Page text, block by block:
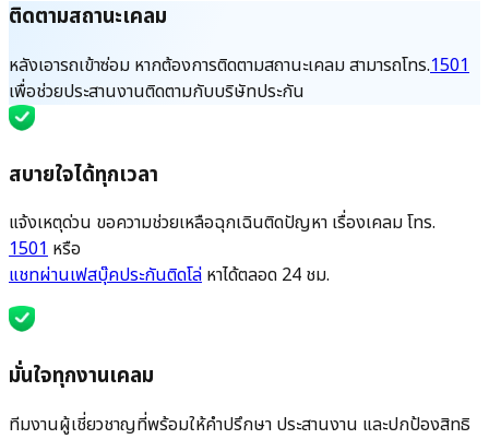
ติดตามสถานะเคลม
หลังเอารถเข้าซ่อม หากต้องการติดตามสถานะเคลม สามารถโทร.1501
เพื่อช่วยประสานงานติดตามกับบริษัทประกัน
สบายใจได้ทุกเวลา
แจ้งเหตุด่วน ขอความช่วยเหลือฉุกเฉินติดปัญหา เรื่องเคลม โทร.
1501 หรือ
แชทผ่านเฟสบุ๊คประกันติดโล่ หาได้ตลอด 24 ชม.
มั่นใจทุกงานเคลม
ทีมงานผู้เชี่ยวชาญที่พร้อมให้คำปรึกษา ประสานงาน และปกป้องสิทธิ